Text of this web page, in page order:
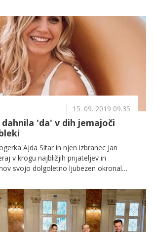
15. 09. 2019 09.35
'da' v dih jemajoči
Ajda Sitar in njen izbranec Jan
v krogu najbližjih prijateljev in
svojo dolgoletno ljubezen okronala
najlepših poročnih oblek, kar smo jih